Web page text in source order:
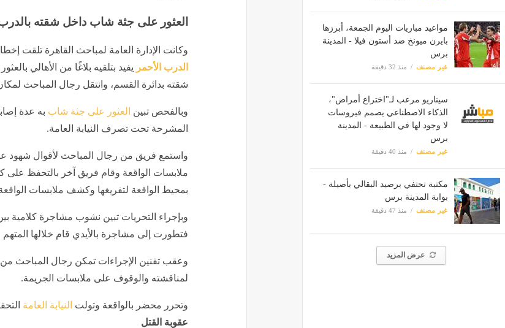
مواعيد مباريات اليوم الجمعة، أبرزها
بايرن ميونخ ضد أستون فيلا - المدينة
برس
غير مصنف منذ 32 دقيقة
سيناريو مرعب لـ"اختراع أمراض"،
الذكاء الاصطناعي يصمم فيروسات
لا وجود لها في الطبيعة - المدينة
برس
غير مصنف منذ 40 دقيقة
مكتبة تحتفي برصيد البقالي بأصيلة -
بوابة المدينة برس
غير مصنف منذ 47 دقيقة
عرض المزيد
العثور على جثة شاب داخل شقته بالدرب
وكانت الإدارة العامة لمباحث القاهرة تلقت
الدرب الأحمر يفيد بتلقيه بلاغًا من الأهالي
شقته بدائرة القسم، وانتقل رجال المباحث
وبالفحص تبين العثور على جثة شاب به عدة
المشرحة تحت تصرف النيابة العامة.
واستمع فريق من رجال المباحث لأقوال شهود
ملابسات الواقعة وقام فريق آخر بالتحفظ على
بمحيط الواقعة لتفريغها وكشف ملابسات
وبإجراء التحريات تبين نشوب مشاجرة كلامية
فتطورت إلى مشاجرة بالأيدي قام خلالها
وعقب تقنين الإجراءات تمكن رجال المباحث من
لمناقشته والوقوف على ملابسات الجريمة.
وتحرر محضر بالواقعة وتولت النيابة العامة
عقوبة القتل